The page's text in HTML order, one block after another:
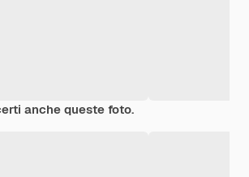
anche queste foto.